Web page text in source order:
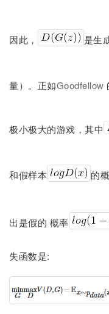
因此， 是生
量）。正如Goodfellow
极小极大的游戏，其中
和假样本 的
出是假的 概率
失函数是: